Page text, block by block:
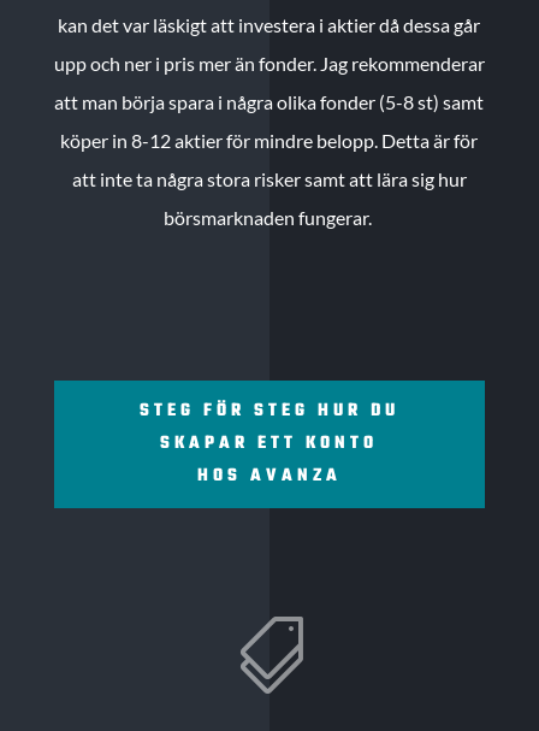
kan det var läskigt att investera i aktier då dessa går
upp och ner i pris mer än fonder. Jag rekommenderar
att man börja spara i några olika fonder (5-8 st) samt
köper in 8-12 aktier för mindre belopp. Detta är för
att inte ta några stora risker samt att lära sig hur
börsmarknaden fungerar.
STEG FÖR STEG HUR DU
SKAPAR ETT KONTO
HOS AVANZA
